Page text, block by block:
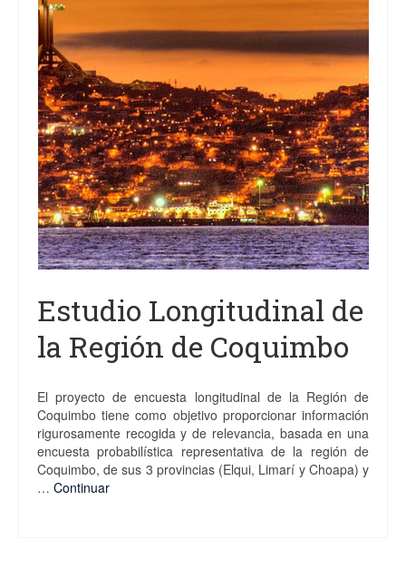
Noticias
Proyectos
Análisis
Contacto
Estudio Longitudinal de
la Región de Coquimbo
El proyecto de encuesta longitudinal de la Región de
Coquimbo tiene como objetivo proporcionar información
rigurosamente recogida y de relevancia, basada en una
encuesta probabilística representativa de la región de
Coquimbo, de sus 3 provincias (Elqui, Limarí y Choapa) y
… Continuar